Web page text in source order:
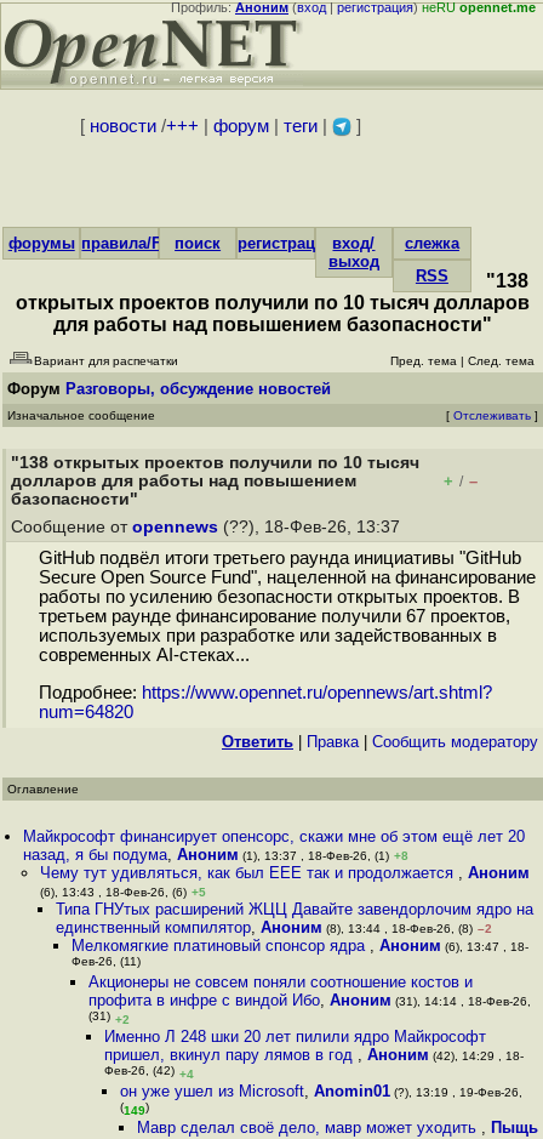
Профиль:Аноним(вход|регистрация)неRUopennet.me
[ новости/+++ форум| теги| ]
форумы правила/FAQпоиск регистрациявход/
выход
слежка
RSS
"138
открытых проектов получили по 10 тысяч долларов
для работы над повышением базопасности"
Вариант для распечатки Пред. тема | След. тема
Форум Разговоры, обсуждение новостей
Изначальное сообщение [ Отслеживать ]
"138 открытых проектов получили по 10 тысяч
долларов для работы над повышением
базопасности"
+ / –
Сообщение от opennews (??), 18-Фев-26, 13:37
GitHub подвёл итоги третьего раунда инициативы "GitHub
Secure Open Source Fund", нацеленной на финансирование
работы по усилению безопасности открытых проектов. В
третьем раунде финансирование получили 67 проектов,
используемых при разработке или задействованных в
современных AI-стеках...
Подробнее: https://www.opennet.ru/opennews/art.shtml?
num=64820
Ответить Правка| Cообщить модератору
Оглавление
Майкрософт финансирует опенсорс, скажи мне об этом ещё лет 20
назад, я бы подума,Аноним (1), 13:37 , 18-Фев-26, (1) +8
Чему тут удивляться, как был EEE так и продолжается , Аноним
(6), 13:43 , 18-Фев-26, (6) +5
Типа ГНУтых расширений ЖЦЦ Давайте завендорлочим ядро на
единственный компилятор, Аноним (8), 13:44 , 18-Фев-26, (8) –2
Мелкомягкие платиновый спонсор ядра ,Аноним (6), 13:47 , 18-
Фев-26, (11)
Акционеры не совсем поняли соотношение костов и
профита в инфре с виндой Ибо, Аноним (31), 14:14 , 18-Фев-26,
(31) +2
Именно Л 248 шки 20 лет пилили ядро Майкрософт
пришел, вкинул пару лямов в год , Аноним (42), 14:29 , 18-
Фев-26, (42) +4
он уже ушел из Microsoft,Anomin01 (?), 13:19 , 19-Фев-26,
(149)
Мавр сделал своё дело, мавр может уходить , Пыщь